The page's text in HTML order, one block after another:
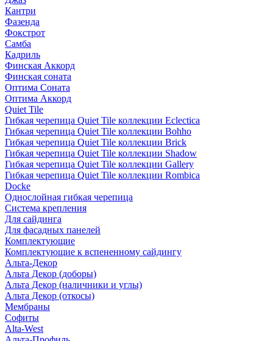
Кантри
Фазенда
Фокстрот
Самба
Кадриль
Финская Аккорд
Финская соната
Оптима Соната
Оптима Аккорд
Quiet Tile
Гибкая черепица Quiet Tile коллекции Eclectica
Гибкая черепица Quiet Tile коллекции Bohho
Гибкая черепица Quiet Tile коллекции Brick
Гибкая черепица Quiet Tile коллекции Shadow
Гибкая черепица Quiet Tile коллекции Gallery
Гибкая черепица Quiet Tile коллекции Rombica
Docke
Однослойная гибкая черепица
Система крепления
Для сайдинга
Для фасадных панелей
Комплектующие
Комплектующие к вспененному сайдингу
Альта-Декор
Альта Декор (доборы)
Альта Декор (наличники и углы)
Альта Декор (откосы)
Мембраны
Софиты
Alta-West